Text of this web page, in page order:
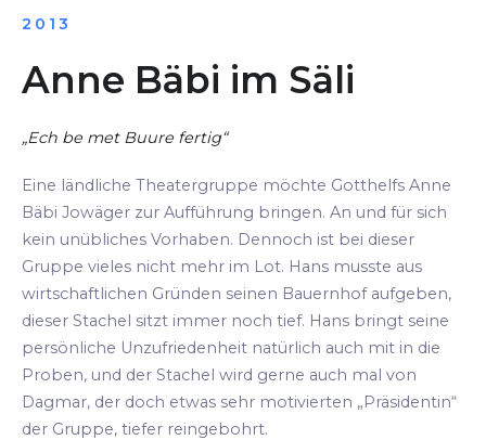
2013
Anne Bäbi im Säli
„Ech be met Buure fertig“
Eine ländliche Theatergruppe möchte Gotthelfs Anne
Bäbi Jowäger zur Aufführung bringen. An und für sich
kein unübliches Vorhaben. Dennoch ist bei dieser
Gruppe vieles nicht mehr im Lot. Hans musste aus
wirtschaftlichen Gründen seinen Bauernhof aufgeben,
dieser Stachel sitzt immer noch tief. Hans bringt seine
persönliche Unzufriedenheit natürlich auch mit in die
Proben, und der Stachel wird gerne auch mal von
Dagmar, der doch etwas sehr motivierten „Präsidentin“
der Gruppe, tiefer reingebohrt.